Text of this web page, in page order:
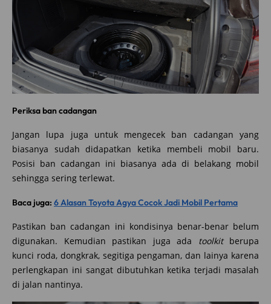
Periksa ban cadangan
Jangan lupa juga untuk mengecek ban cadangan yang
biasanya sudah didapatkan ketika membeli mobil baru.
Posisi ban cadangan ini biasanya ada di belakang mobil
sehingga sering terlewat.
Baca juga: 6 Alasan Toyota Agya Cocok Jadi Mobil Pertama
Pastikan ban cadangan ini kondisinya benar-benar belum
digunakan. Kemudian pastikan juga ada toolkitberupa
kunci roda, dongkrak, segitiga pengaman, dan lainya karena
perlengkapan ini sangat dibutuhkan ketika terjadi masalah
di jalan nantinya.